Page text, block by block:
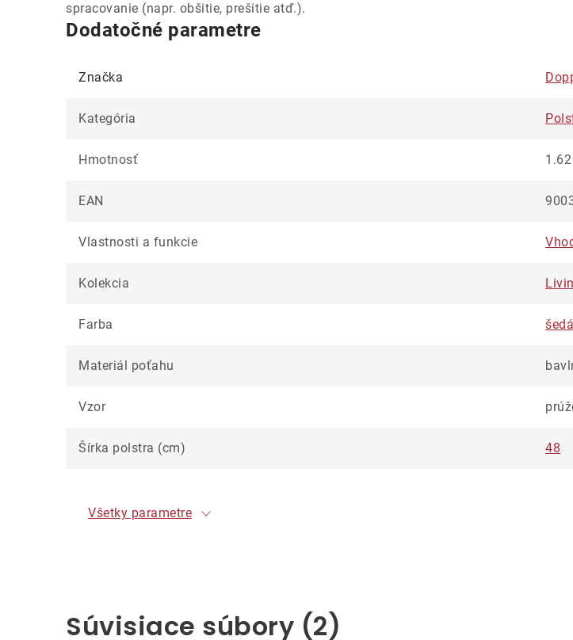
spracovanie (napr. obšitie, prešitie atď.).
Dodatočné parametre
Značka
Kategória
Hmotnosť
EAN
Vlastnosti a funkcie
Kolekcia
Farba šedá
Materiál poťahu
Vzor
Šírka polstra (cm) 48
Všetky parametre
Súvisiace súbory (2)